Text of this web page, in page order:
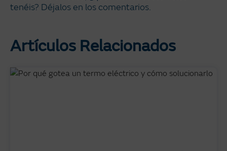
tenéis? Déjalos en los comentarios.
Artículos Relacionados